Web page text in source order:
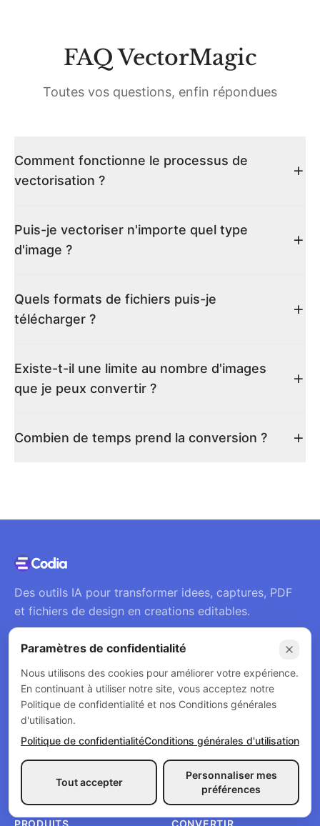
FAQ VectorMagic
Toutes vos questions, enfin répondues
Comment fonctionne le processus de
vectorisation ?
Puis-je vectoriser n'importe quel type
d'image ?
Quels formats de fichiers puis-je
télécharger ?
Existe-t-il une limite au nombre d'images
que je peux convertir ?
Combien de temps prend la conversion ?
Des outils IA pour transformer idees, captures, PDF
et fichiers de design en creations editables.
SOCIÉTÉ
Codia est une plateforme Vision AI pour
reconstruire des designs editables, generer des
creations et automatiser les workflows visuels.
PRODUITS CONVERTIR
Paramètres de confidentialité
Nous utilisons des cookies pour améliorer votre expérience.
En continuant à utiliser notre site, vous acceptez notre
Politique de confidentialité et nos Conditions générales
d'utilisation.
Politique de confidentialitéConditions générales d'utilisation
Tout accepter
Personnaliser mes
préférences